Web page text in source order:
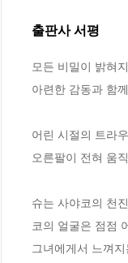
출판사 서평
모든 비밀이 밝혀
아련한 감동과 함
어린 시절의 트라
오른팔이 전혀 움
슈는 사야코의 천
코의 얼굴은 점점
그녀에게서 느껴